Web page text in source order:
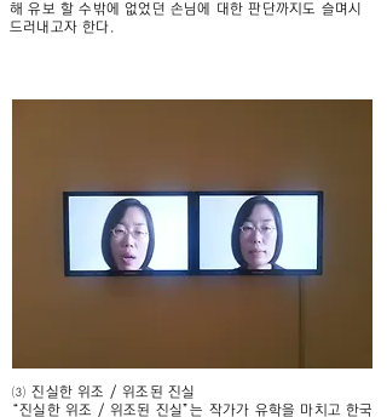
해 유보 할 수밖에 없었던 손님에 대한 판단까지도 슬며시
드러내고자 한다.
⑶ 진실한 위조 / 위조된 진실
“진실한 위조 / 위조된 진실”는 작가가 유학을 마치고 한국